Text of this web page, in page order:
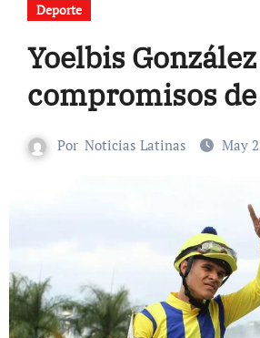
Deporte
Yoelbis
compromisos
Por Noticias Latinas May